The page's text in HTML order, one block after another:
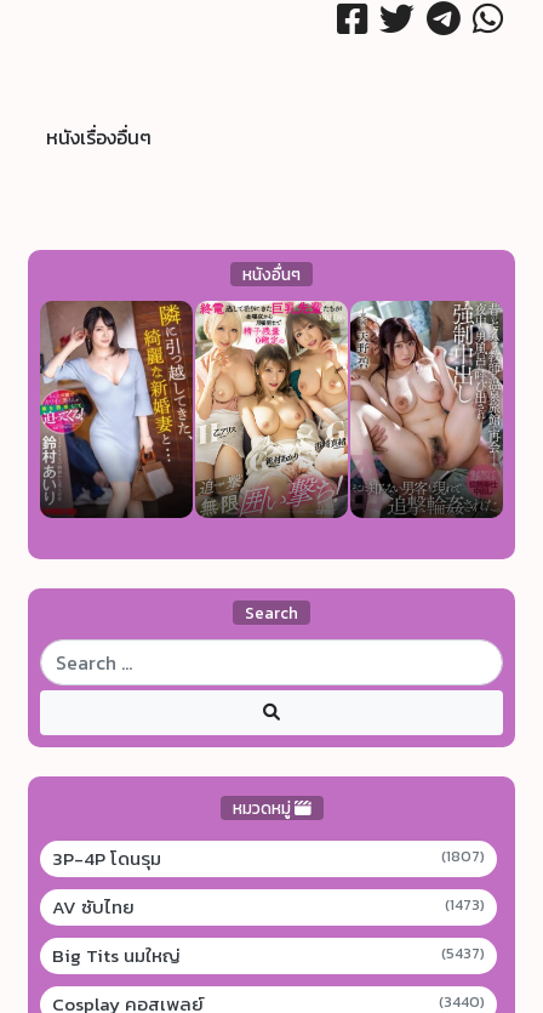
หนังเรื่องอื่นๆ
หนังอื่นๆ
Search
หมวดหมู่
3P-4P โดนรุม (1807)
AV ซับไทย (1473)
Big Tits นมใหญ่ (5437)
Cosplay คอสเพลย์ (3440)